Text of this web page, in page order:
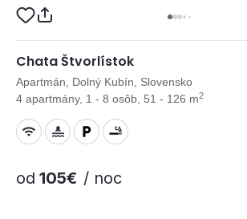
Chata Štvorlístok
Apartmán, Dolný Kubín, Slovensko
4 apartmány, 1 - 8 osôb, 51 - 126 m2
od 105€ / noc